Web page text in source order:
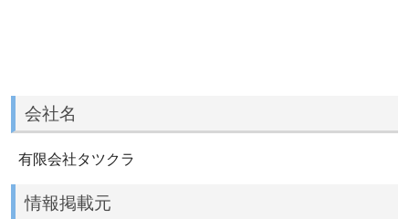
会社名
有限会社タツクラ
情報掲載元